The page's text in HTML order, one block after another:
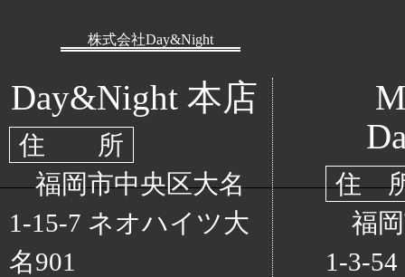
株式会社Day&Night
Day&Night 本店
住 所
福岡市中央区大名
1-15-7 ネオハイツ大
名901
住
福岡
1-3-